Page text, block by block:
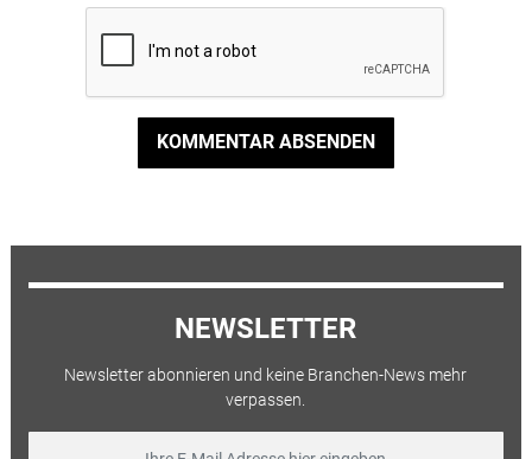
KOMMENTAR ABSENDEN
NEWSLETTER
Newsletter abonnieren und keine Branchen-News mehr
verpassen.